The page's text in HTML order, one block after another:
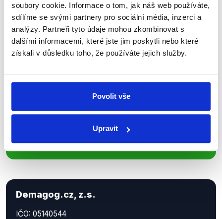
soubory cookie. Informace o tom, jak náš web používáte,
sdílíme se svými partnery pro sociální média, inzerci a
analýzy. Partneři tyto údaje mohou zkombinovat s
dalšími informacemi, které jste jim poskytli nebo které
získali v důsledku toho, že používáte jejich služby.
Povolit vše
Upravit
Sociální sítě
Nenechte si ujít nejnovější události
z Demagog.cz. Sdílením našich
příspěvků přátelům podpoříte naši
práci.
Demagog.cz, z.s.
IČO: 05140544